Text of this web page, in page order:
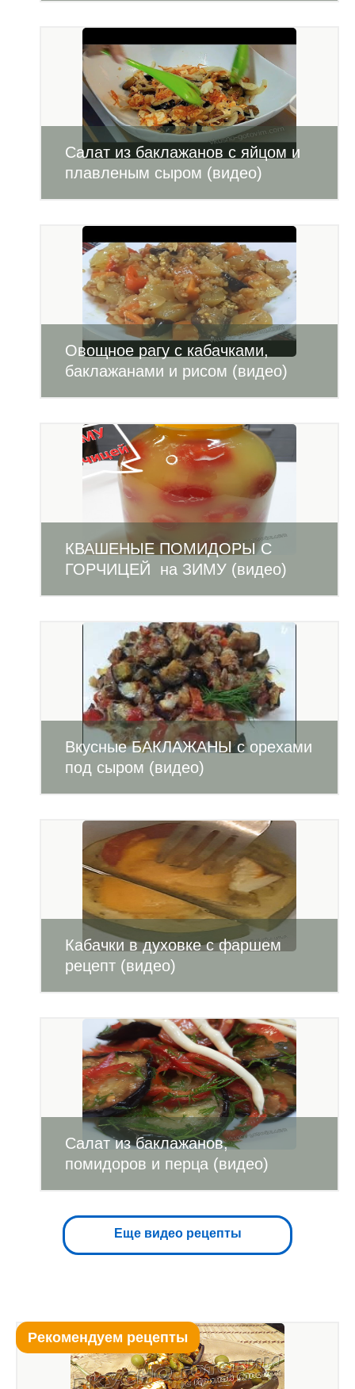
Салат из баклажанов с яйцом и
плавленым сыром (видео)
Овощное рагу с кабачками,
баклажанами и рисом (видео)
КВАШЕНЫЕ ПОМИДОРЫ С
ГОРЧИЦЕЙ на ЗИМУ (видео)
Вкусные БАКЛАЖАНЫ с орехами
под сыром (видео)
Кабачки в духовке с фаршем
рецепт (видео)
Салат из баклажанов,
помидоров и перца (видео)
Еще видео рецепты
Рекомендуем рецепты